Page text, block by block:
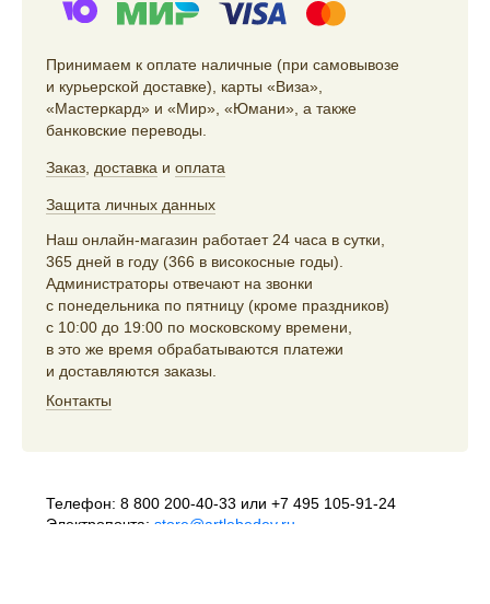
Принимаем к оплате наличные (при самовывозе
и курьерской доставке), карты «Виза»,
«Мастеркард» и «Мир», «Юмани», а также
банковские переводы.
Заказ доставка и оплата
Защита личных данных
Наш онлайн-магазин работает 24 часа в сутки,
365 дней в году (366 в високосные годы).
Администраторы отвечают на звонки
с понедельника по пятницу (кроме праздников)
с 10:00 до 19:00 по московскому времени,
в это же время обрабатываются платежи
и доставляются заказы.
Контакты
Телефон: 8 800 200-40-33 или +7 495 105-91-24
Электропочта: store@artlebedev.ru